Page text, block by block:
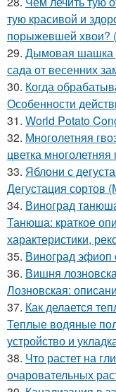
тую красивой и
порыжевшей хвои?
29. Дымовая шашка
сада от весенних
30. Когда
Особенности
31. World Potato
32. Многолетняя
цветка многолетняя
33. Яблони с
Дегустация
34. Виноград
Танюша: краткое
характеристики,
35. Виноград эфиоп
36. Вишня
Лозновская:
37. Как делается
Теплые водяные
устройство и
38. Что растет на
очаровательных